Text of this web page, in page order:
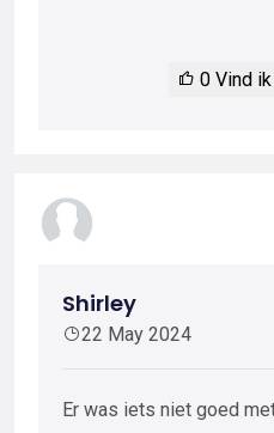
0 Vind
Shirley
22 May 2024
Er was iets niet goed